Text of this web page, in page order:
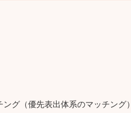
グ（優先表出体系のマッチング）